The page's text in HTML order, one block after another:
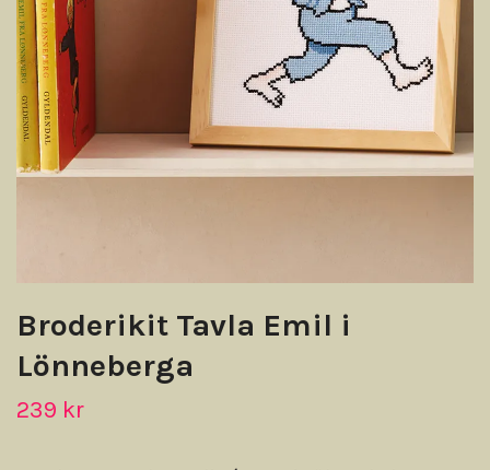
Broderikit Tavla Emil i
Lönneberga
239 kr